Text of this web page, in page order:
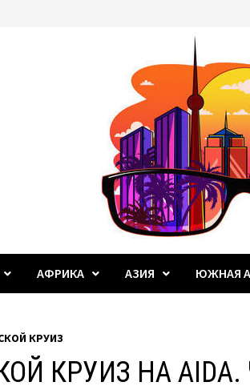
АФРИКА АЗИЯ ЮЖНАЯ
КРУИЗ
КРУИЗ НА